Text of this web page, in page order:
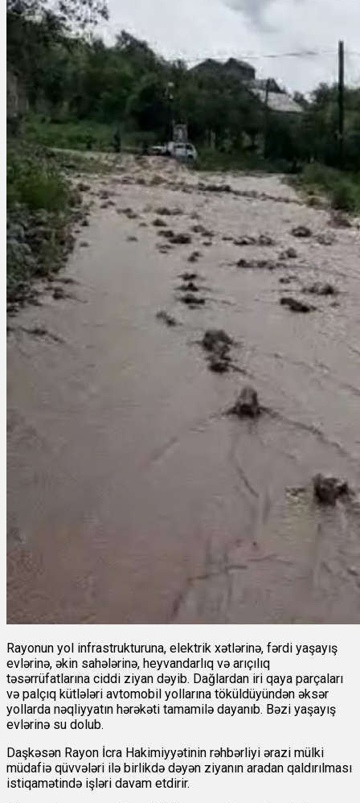
Rayonun yol infrastrukturuna, elektrik xətlərinə, fərdi yaşayış
evlərinə, əkin sahələrinə, heyvandarlıq və arıçılıq
təsərrüfatlarına ciddi ziyan dəyib. Dağlardan iri qaya parçaları
və palçıq kütlələri avtomobil yollarına töküldüyündən əksər
yollarda nəqliyyatın hərəkəti tamamilə dayanıb. Bəzi yaşayış
evlərinə su dolub.
Daşkəsən Rayon İcra Hakimiyyətinin rəhbərliyi ərazi mülki
müdafiə qüvvələri ilə birlikdə dəyən ziyanın aradan qaldırılması
istiqamətində işləri davam etdirir.